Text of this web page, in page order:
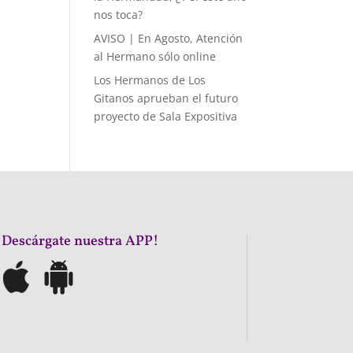
nos toca?
AVISO | En Agosto, Atención
al Hermano sólo online
Los Hermanos de Los
Gitanos aprueban el futuro
proyecto de Sala Expositiva
nuestra APP!